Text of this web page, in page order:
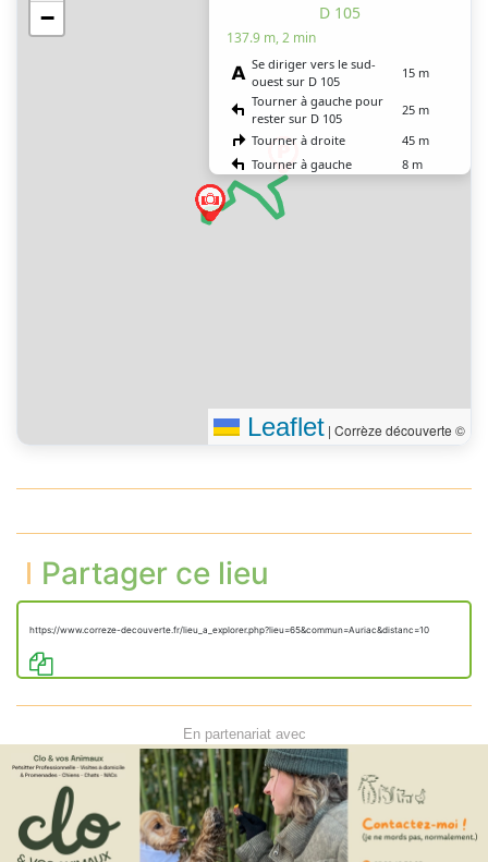
−
D 105
137.9 m, 2 min
Se diriger vers le sud-
ouest sur D 105
15 m
Tourner à gauche pour
rester sur D 105
25 m
Tourner à droite
45 m
Tourner à gauche
8 m
Tourner à gauche
Tourner à droite
Leaflet | Corrèze découverte ©
Partager ce lieu
https://www.correze-decouverte.fr/lieu_a_explorer.php?lieu=65&commun=Auriac&distanc=10
En partenariat avec